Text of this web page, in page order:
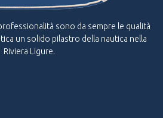
sono da sempre le qualità
un solido pilastro della nautica nella
Riviera Ligure.